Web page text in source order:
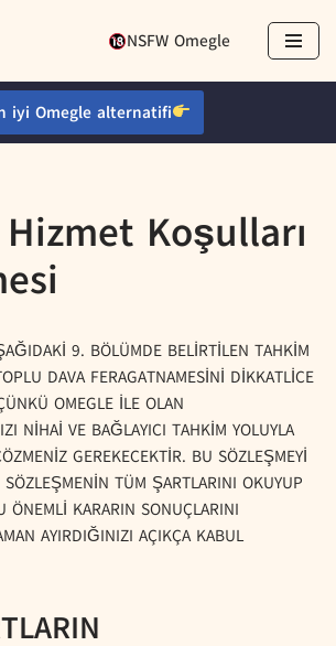
NSFW Omegle
iyi Omegle alternatifi
Koşulları
9. BÖLÜMDE BELİRTİLEN TAHKİM
DAVA FERAGATNAMESİNİ DİKKATLİCE
OMEGLE İLE OLAN
NİHAİ VE BAĞLAYICI TAHKİM YOLUYLA
GEREKECEKTİR. BU SÖZLEŞMEYİ
TÜM ŞARTLARINI OKUYUP
ÖNEMLİ KARARIN SONUÇLARINI
AYIRDIĞINIZI AÇIKÇA KABUL